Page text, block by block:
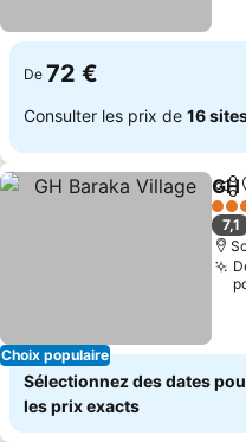
De 72 €
Consulter les prix de 16
Choix populaire
GH
4
7,1
Sélectionnez des dates
les prix exacts